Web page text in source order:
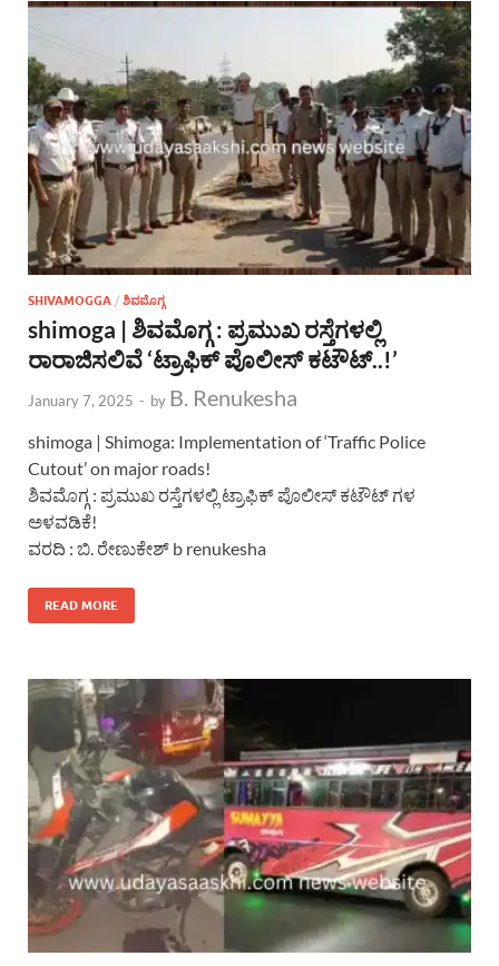
SHIVAMOGGA / ಶಿವಮೊಗ್ಗ
shimoga | ಶಿವಮೊಗ್ಗ : ಪ್ರಮುಖ ರಸ್ತೆಗಳಲ್ಲಿ
ರಾರಾಜಿಸಲಿವೆ ‘ಟ್ರಾಫಿಕ್ ಪೊಲೀಸ್ ಕಟೌಟ್..!’
January 7, 2025 - by B. Renukesha
shimoga | Shimoga: Implementation of ‘Traffic Police
Cutout’ on major roads!
ಶಿವಮೊಗ್ಗ : ಪ್ರಮುಖ ರಸ್ತೆಗಳಲ್ಲಿ ಟ್ರಾಫಿಕ್ ಪೊಲೀಸ್ ಕಟೌಟ್ ಗಳ
ಅಳವಡಿಕೆ!
ವರದಿ : ಬಿ. ರೇಣುಕೇಶ್ b renukesha
READ MORE